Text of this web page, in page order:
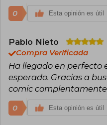
0 Esta opinión es útil
Pablo Nieto
Compra Verificada
Ha llegado en perfecto
esperado. Gracias a
comic
0 Esta opinión es útil